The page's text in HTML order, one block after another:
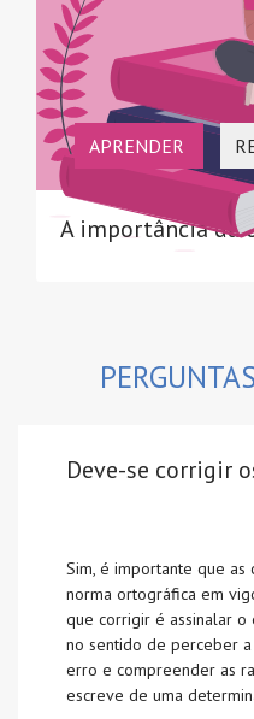
APRENDER
A importância da
Deve-se corrigir
Sim, é importante que as
norma ortográfica em
que corrigir é assinalar o
no sentido de perceber
erro e compreender as
escreve de uma